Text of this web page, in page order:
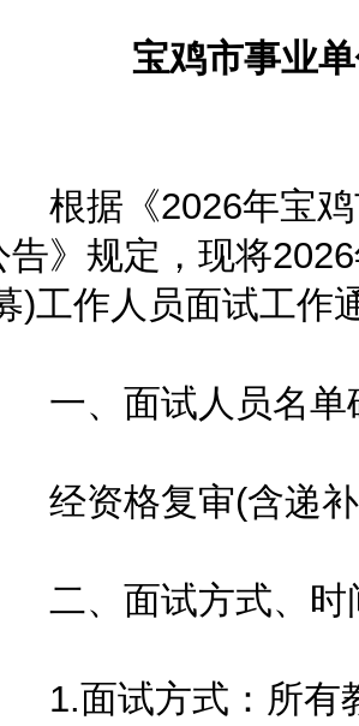
宝鸡市事业
据《2026年宝鸡
告》规定，现将
)工作人员面试工作
、面试人员名单
资格复审(含递补
、面试方式、时
面试方式：所有